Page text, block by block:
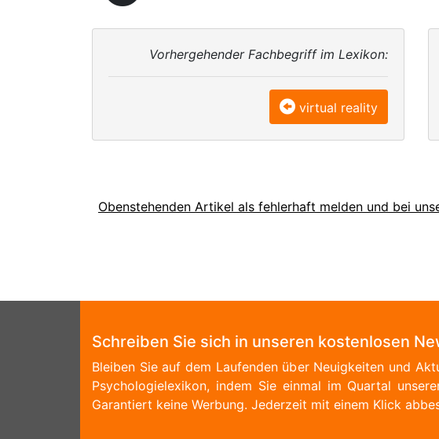
Vorhergehender Fachbegriff im Lexikon:
virtual reality
Obenstehenden Artikel als fehlerhaft melden und bei
Schreiben Sie sich in unseren kostenlosen
Bleiben Sie auf dem Laufenden über Neuigkeiten und
Psychologielexikon, indem Sie einmal im Quartal
Garantiert keine Werbung. Jederzeit mit einem Klick